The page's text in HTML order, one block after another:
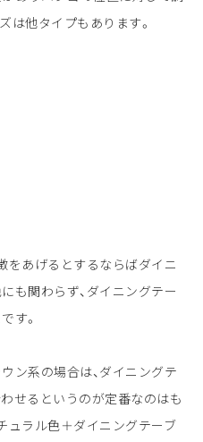
は他タイプもあります。
をあげるとするならばダイニ
も関わらず、ダイニングテー
す。
ン系の場合は、ダイニングテ
せるというのが定番なのはも
ュラル色＋ダイニングテーブ